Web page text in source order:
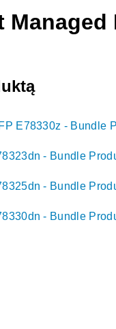
E78330z - Bundle
- Bundle
- Bundle
- Bundle